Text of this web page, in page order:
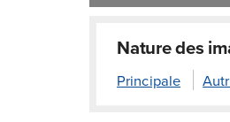
Nature des
Principale